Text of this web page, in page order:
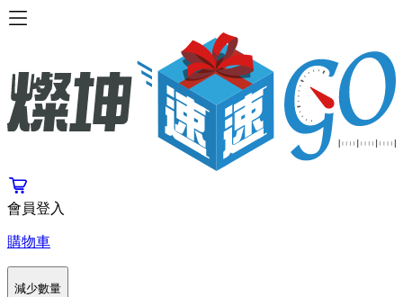
會員登入
購物車
減少數量